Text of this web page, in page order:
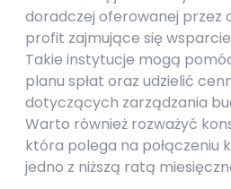
doradczej oferowanej przez
profit zajmujące się
Takie instytucje mogą
planu spłat oraz udzielić
dotyczących zarządzania
Warto również rozważyć
która polega na połączeniu
jedno z niższą ratą